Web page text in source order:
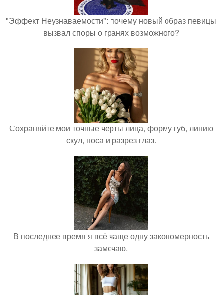
"Эффект Неузнаваемости": почему новый образ певицы
вызвал споры о гранях возможного?
Сохраняйте мои точные черты лица, форму губ, линию
скул, носа и разрез глаз.
В последнее время я всё чаще одну закономерность
замечаю.